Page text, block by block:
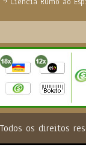
Todos os